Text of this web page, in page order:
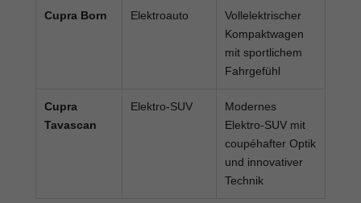
Cupra Born Elektroauto
Vollelektrischer
Kompaktwagen
mit sportlichem
Fahrgefühl
Cupra
Tavascan
Elektro-SUV
Modernes
Elektro-SUV mit
coupéhafter Optik
und innovativer
Technik